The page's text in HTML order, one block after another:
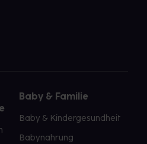
Baby & Familie
Baby & Kindergesundheit
Babynahrung